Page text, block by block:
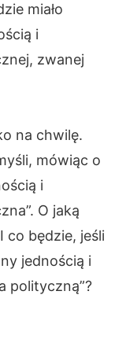
miało
i
zwanej
na chwilę.
mówiąc o
i
O jaką
co będzie, jeśli
jednością i
polityczną”?